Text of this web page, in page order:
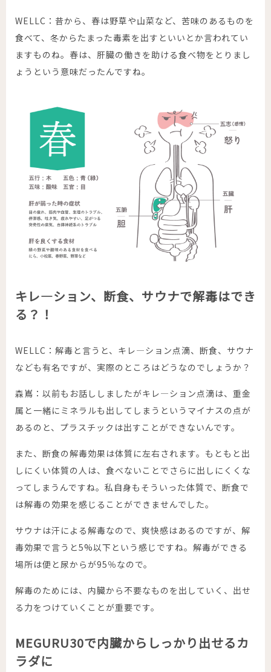
WELLC：昔から、春は野草や山菜など、苦味のあるものを
食べて、冬からたまった毒素を出すといいとか言われてい
ますものね。春は、肝臓の働きを助ける食べ物をとりまし
ょうという意味だったんですね。
キレ―ション、断食、サウナで解毒はでき
る？！
WELLC：解毒と言うと、キレ―ション点滴、断食、サウナ
なども有名ですが、実際のところはどうなのでしょうか？
森嶌：以前もお話ししましたがキレ―ション点滴は、重金
属と一緒にミネラルも出してしまうというマイナスの点が
あるのと、プラスチックは出すことができないんです。
また、断食の解毒効果は体質に左右されます。もともと出
しにくい体質の人は、食べないことでさらに出しにくくな
ってしまうんですね。私自身もそういった体質で、断食で
は解毒の効果を感じることができませんでした。
サウナは汗による解毒なので、爽快感はあるのですが、解
毒効果で言うと5%以下という感じですね。解毒ができる
場所は便と尿からが95％なので。
解毒のためには、内臓から不要なものを出していく、出せ
る力をつけていくことが重要です。
MEGURU30で内臓からしっかり出せるカ
ラダに